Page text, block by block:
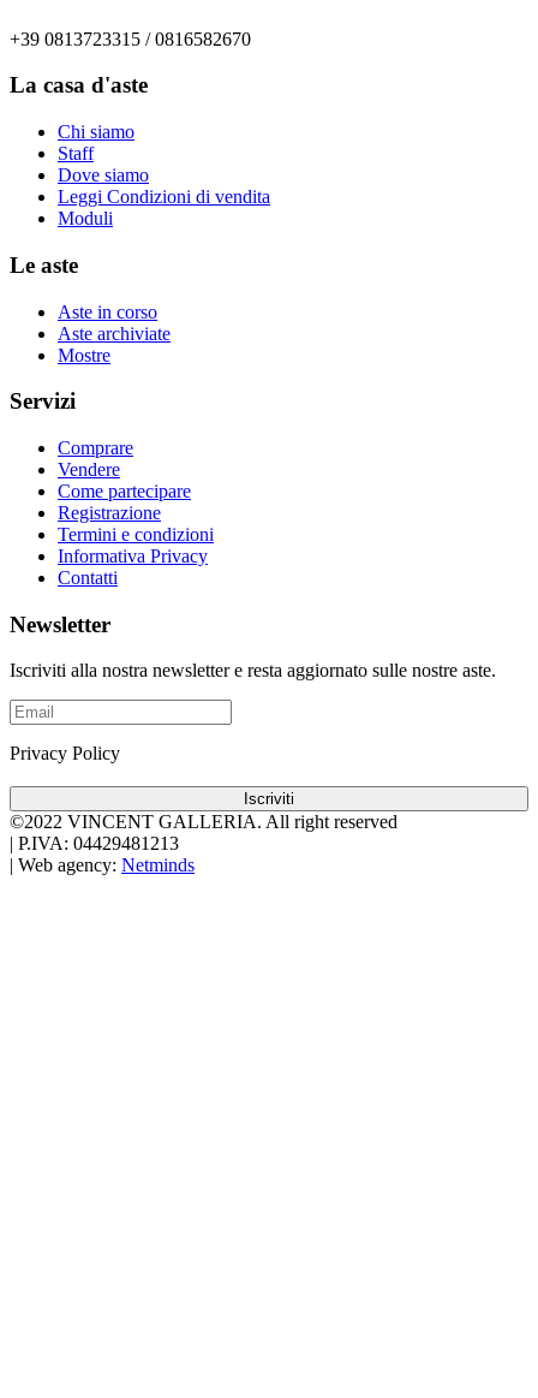
+39 0813723315 / 0816582670
La casa d'aste
Chi siamo
Staff
Dove siamo
Leggi Condizioni di vendita
Moduli
Le aste
Aste in corso
Aste archiviate
Mostre
Servizi
Comprare
Vendere
Come partecipare
Registrazione
Termini e condizioni
Informativa Privacy
Contatti
Newsletter
Iscriviti alla nostra newsletter e resta aggiornato sulle nostre aste.
Privacy Policy
Iscriviti
©2022 VINCENT GALLERIA. All right reserved
P.IVA: 04429481213
Web agency: Netminds